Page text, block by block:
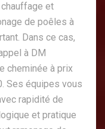
chauffage et
de poêles à
Dans ce cas,
à DM
cheminée à prix
Ses équipes vous
rapidité de
et pratique